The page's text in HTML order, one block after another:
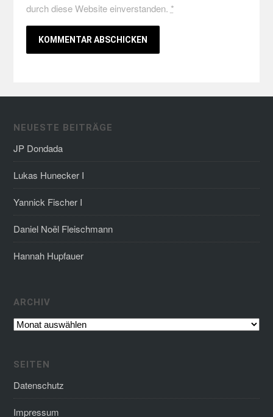
durch diese Website einverstanden. *
NEUESTE BEITRÄGE
JP Dondada
Lukas Hunecker I
Yannick Fischer I
Daniel Noël Fleischmann
Hannah Hupfauer
ARCHIV
SEITEN
Datenschutz
Impressum